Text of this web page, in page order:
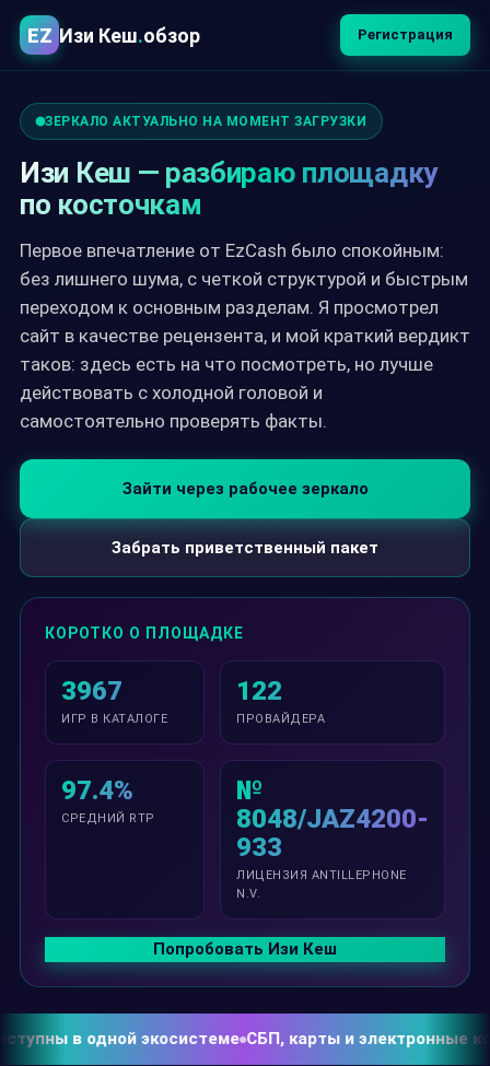
EZ Изи Кеш.обзор Регистрация
ЗЕРКАЛО АКТУАЛЬНО НА МОМЕНТ ЗАГРУЗКИ
Изи Кеш — разбираю площадку
по косточкам
Первое впечатление от EzCash было спокойным:
без лишнего шума, с четкой структурой и быстрым
переходом к основным разделам. Я просмотрел
сайт в качестве рецензента, и мой краткий вердикт
таков: здесь есть на что посмотреть, но лучше
действовать с холодной головой и
самостоятельно проверять факты.
Зайти через рабочее зеркало
Забрать приветственный пакет
КОРОТКО О ПЛОЩАДКЕ
3967
ИГР В КАТАЛОГЕ
122
ПРОВАЙДЕРА
97.4%
СРЕДНИЙ RTP
№
8048/JAZ4200-
933
ЛИЦЕНЗИЯ ANTILLEPHONE
N.V.
Попробовать Изи Кеш
в одной экосистеме СБП, карты и электронные